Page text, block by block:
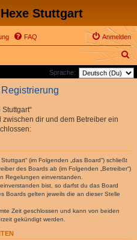
Stuttgart
FAQ Anmelden
S
u
Sprache:
zwischen dir und dem Betreiber ein
(im Folgenden „das Board“) schließt
des Boards ab (im Folgenden „Betreiber“)
Regelungen einverstanden.
bist, so darfst du das Board
Boards gelten jeweils die an dieser Stelle
Zeit geschlossen und kann von beiden
gekündigt werden.